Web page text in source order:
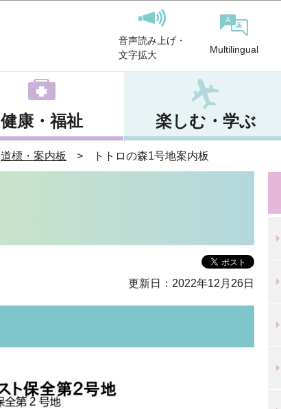
音声読み上げ・
文字拡大
Multilingual
健康・福祉 楽しむ・学ぶ
道標・案内板 トトロの森1号地案内板
更新日：2022年12月26日